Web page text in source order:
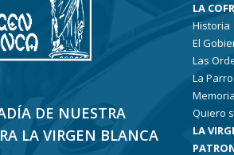
DE NUESTRA
LA VIRGEN BLANCA
LA
Historia
El
Las
La
Quiero
LA